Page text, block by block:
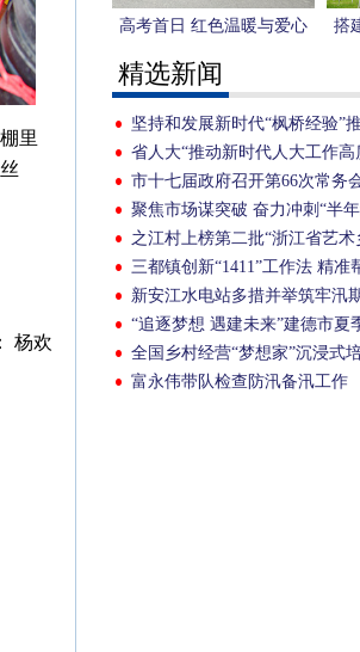
高考首日 红色温暖与爱心
服务同行
搭
精选新闻
坚持和发展新时代“枫桥经验”
体系和治理能力现代化部署会
省人大“推动新时代人大工作高
职能力培训班在我市开班
市十七届政府召开第66次常务
聚焦市场谋突破 奋力冲刺“半
之江村上榜第二批“浙江省艺术
三都镇创新“1411”工作法 精准
新安江水电站多措并举筑牢汛
“追逐梦想 遇建未来”建德市夏
全国乡村经营“梦想家”沉浸式
富永伟带队检查防汛备汛工作
里
杨欢